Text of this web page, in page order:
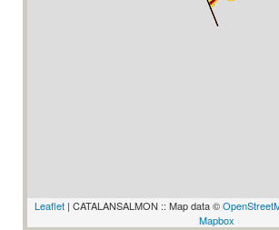
Leaflet| CATALANSALMON :: Map data ©
Mapbox